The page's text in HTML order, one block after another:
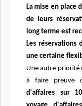
La mise en
de leurs
long terme est
Les réservations
une certaine
Une autre priorité
à faire preuve
d'affaires sur